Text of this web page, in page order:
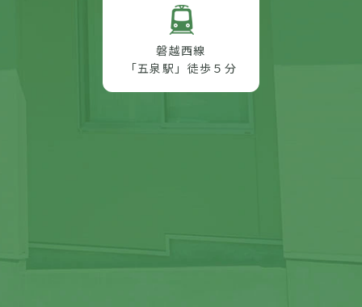
磐越西線
「五泉駅」徒歩５分